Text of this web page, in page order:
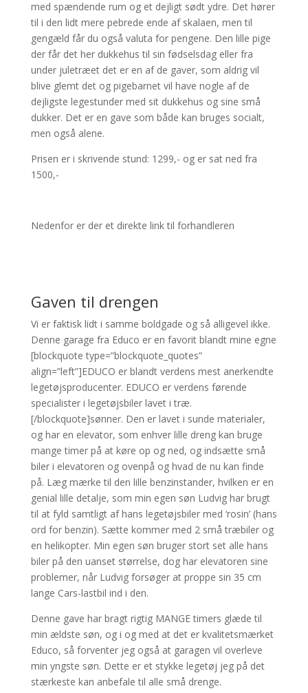
med spændende rum og et dejligt sødt ydre. Det hører
til i den lidt mere pebrede ende af skalaen, men til
gengæld får du også valuta for pengene. Den lille pige
der får det her dukkehus til sin fødselsdag eller fra
under juletræet det er en af de gaver, som aldrig vil
blive glemt det og pigebarnet vil have nogle af de
dejligste legestunder med sit dukkehus og sine små
dukker. Det er en gave som både kan bruges socialt,
men også alene.
Prisen er i skrivende stund: 1299,- og er sat ned fra
1500,-
Nedenfor er der et direkte link til forhandleren
Gaven til drengen
Vi er faktisk lidt i samme boldgade og så alligevel ikke.
Denne garage fra Educo er en favorit blandt mine egne
[blockquote type=”blockquote_quotes”
align=”left”]EDUCO er blandt verdens mest anerkendte
legetøjsproducenter. EDUCO er verdens førende
specialister i legetøjsbiler lavet i træ.
[/blockquote]sønner. Den er lavet i sunde materialer,
og har en elevator, som enhver lille dreng kan bruge
mange timer på at køre op og ned, og indsætte små
biler i elevatoren og ovenpå og hvad de nu kan finde
på. Læg mærke til den lille benzinstander, hvilken er en
genial lille detalje, som min egen søn Ludvig har brugt
til at fyld samtligt af hans legetøjsbiler med ‘rosin’ (hans
ord for benzin). Sætte kommer med 2 små træbiler og
en helikopter. Min egen søn bruger stort set alle hans
biler på den uanset størrelse, dog har elevatoren sine
problemer, når Ludvig forsøger at proppe sin 35 cm
lange Cars-lastbil ind i den.
Denne gave har bragt rigtig MANGE timers glæde til
min ældste søn, og i og med at det er kvalitetsmærket
Educo, så forventer jeg også at garagen vil overleve
min yngste søn. Dette er et stykke legetøj jeg på det
stærkeste kan anbefale til alle små drenge.